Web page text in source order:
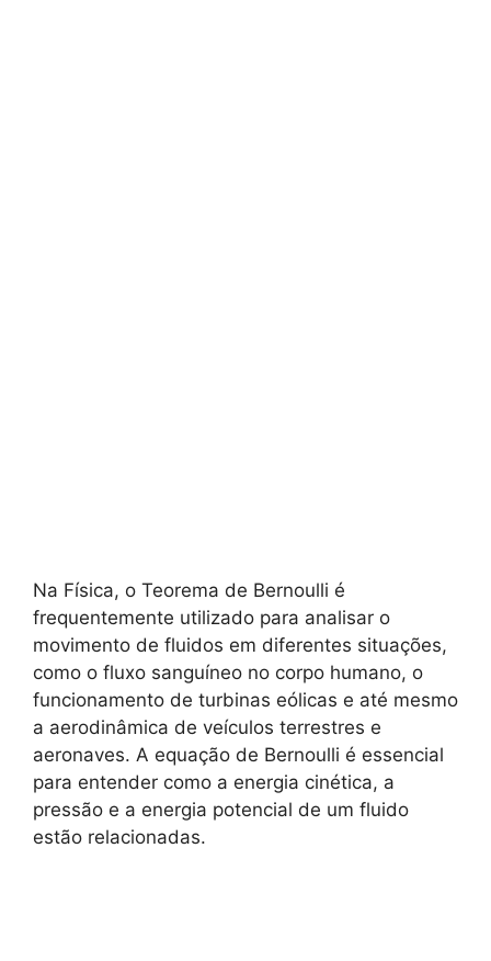
Na Física, o Teorema de Bernoulli é
frequentemente utilizado para analisar o
movimento de fluidos em diferentes situações,
como o fluxo sanguíneo no corpo humano, o
funcionamento de turbinas eólicas e até mesmo
a aerodinâmica de veículos terrestres e
aeronaves. A equação de Bernoulli é essencial
para entender como a energia cinética, a
pressão e a energia potencial de um fluido
estão relacionadas.